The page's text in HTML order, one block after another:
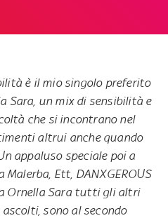
èil mio singolo preferito
Sara, un mix di sensibilità e
che si incontrano nel
altrui anche quando
appaluso speciale poi a
Ett, DANXGEROUS
Ornella Sara tutti gli altri
sono al secondo